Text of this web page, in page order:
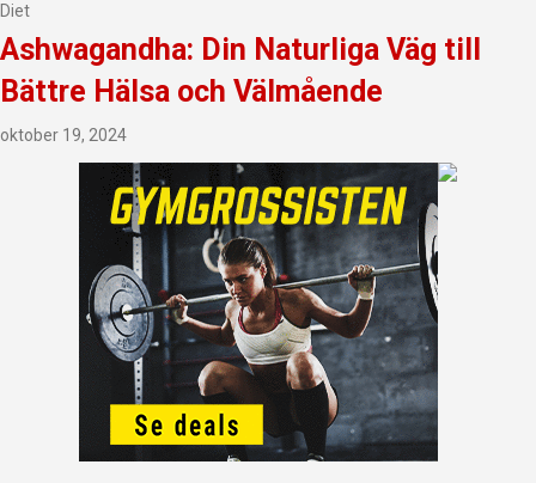
Diet
Ashwagandha: Din Naturliga Väg till
Bättre Hälsa och Välmående
oktober 19, 2024